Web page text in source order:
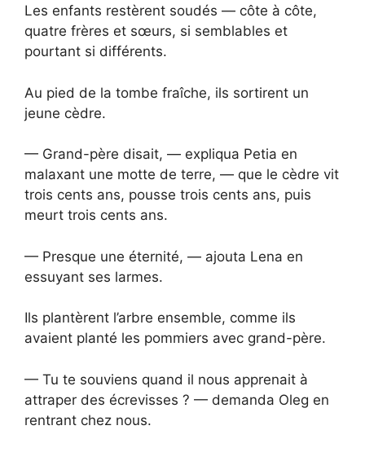
Les enfants restèrent soudés — côte à côte,
quatre frères et sœurs, si semblables et
pourtant si différents.
Au pied de la tombe fraîche, ils sortirent un
jeune cèdre.
— Grand-père disait, — expliqua Petia en
malaxant une motte de terre, — que le cèdre vit
trois cents ans, pousse trois cents ans, puis
meurt trois cents ans.
— Presque une éternité, — ajouta Lena en
essuyant ses larmes.
Ils plantèrent l’arbre ensemble, comme ils
avaient planté les pommiers avec grand-père.
— Tu te souviens quand il nous apprenait à
attraper des écrevisses ? — demanda Oleg en
rentrant chez nous.